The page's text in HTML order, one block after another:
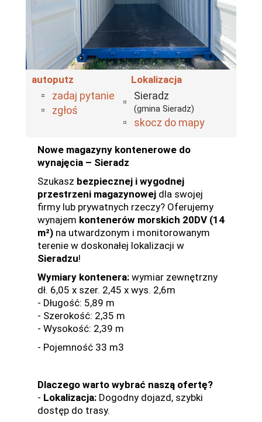
autoputz
zadaj pytanie
zgłoś
Lokalizacja
Sieradz
(gmina Sieradz)
skocz do mapy
Nowe magazyny kontenerowe do
wynajęcia – Sieradz
Szukasz bezpiecznej i wygodnej
przestrzeni magazynowej dla swojej
firmy lub prywatnych rzeczy? Oferujemy
wynajem kontenerów morskich 20DV (14
m²) na utwardzonym i monitorowanym
terenie w doskonałej lokalizacji w
Sieradzu!
Wymiary kontenera: wymiar zewnętrzny
dł. 6,05 x szer. 2,45 x wys. 2,6m
- Długość: 5,89 m
- Szerokość: 2,35 m
- Wysokość: 2,39 m
- Pojemność 33 m3
Dlaczego warto wybrać naszą ofertę?
- Lokalizacja: Dogodny dojazd, szybki
dostęp do trasy.